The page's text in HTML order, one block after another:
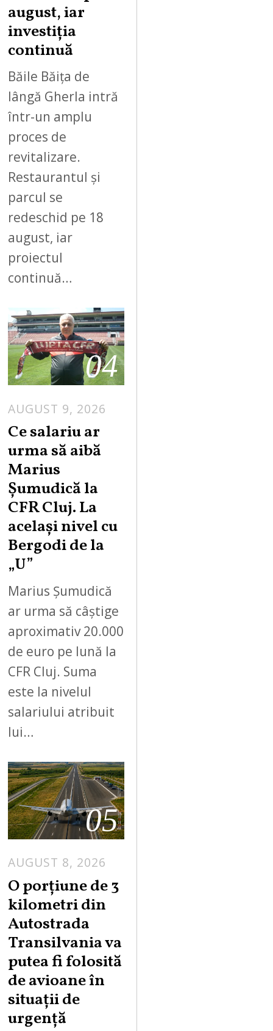
august, iar
investiția
continuă
Băile Băița de
lângă Gherla intră
într-un amplu
proces de
revitalizare.
Restaurantul și
parcul se
redeschid pe 18
august, iar
proiectul
continuă…
04
AUGUST 9, 2026
Ce salariu ar
urma să aibă
Marius
Șumudică la
CFR Cluj. La
același nivel cu
Bergodi de la
„U”
Marius Șumudică
ar urma să câștige
aproximativ 20.000
de euro pe lună la
CFR Cluj. Suma
este la nivelul
salariului atribuit
lui…
05
AUGUST 8, 2026
U
G
T
8
O porțiune de 3
kilometri din
Autostrada
Transilvania va
putea fi folosită
de avioane în
situații de
urgență